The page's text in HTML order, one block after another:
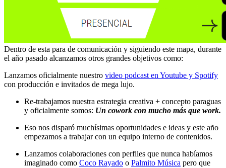
Dentro de esta para de comunicación y siguiendo este mapa, durante
el año pasado alcanzamos otros grandes objetivos como:
Lanzamos oficialmente nuestro video podcast en Youtube y Spotify
con producción e invitados de mega lujo.
Re-trabajamos nuestra estrategia creativa + concepto paraguas
y oficialmente somos: Un cowork con mucho más que work.
Eso nos disparó muchísimas oportunidades e ideas y este año
empezamos a trabajar con un equipo interno de contenidos.
Lanzamos colaboraciones con perfiles que nunca habíamos
imaginado como Coco Rayado o Palmito Música pero que